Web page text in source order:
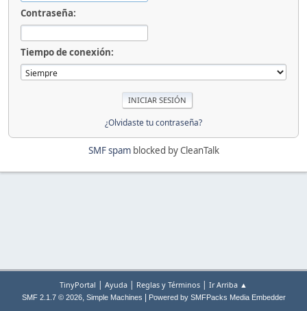
Contraseña:
Tiempo de conexión:
¿Olvidaste tu contraseña?
SMF spamblocked by CleanTalk
TinyPortal | Ayuda | Reglas y Términos | Ir Arriba ▲
SMF 2.1.7 © 2026, Simple Machines Powered by SMFPacks Media Embedder